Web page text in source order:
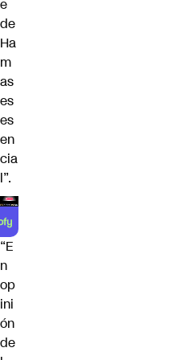
e
de
Ha
m
as
es
es
en
cia
l”.
“E
n
op
ini
ón
de